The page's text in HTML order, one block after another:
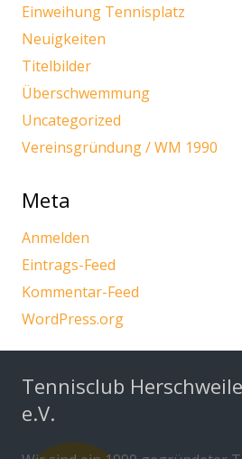
Einweihung Tennisplatz
Neuigkeiten
Titelbilder
Überschwemmung
Uncategorized
Vereinsgründung / WM 1990
Meta
Anmelden
Eintrags-Feed
Kommentar-Feed
WordPress.org
Tennisclub
e.V.